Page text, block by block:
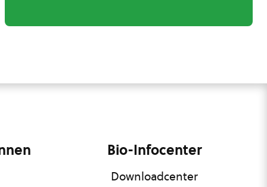
Bio-Infocenter
Downloadcenter